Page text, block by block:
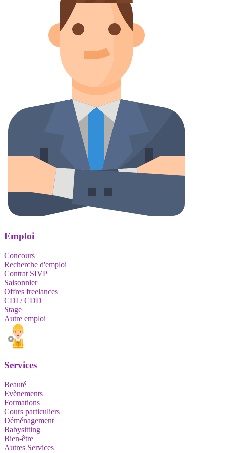
Emploi
Concours
Recherche d'emploi
Contrat SIVP
Saisonnier
Offres freelances
CDI / CDD
Stage
Autre emploi
Services
Beauté
Evènements
Formations
Cours particuliers
Déménagement
Babysitting
Bien-être
Autres Services